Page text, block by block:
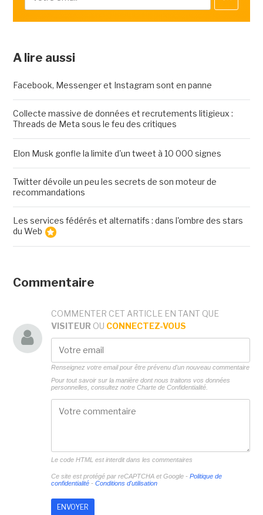
A lire aussi
Facebook, Messenger et Instagram sont en panne
Collecte massive de données et recrutements litigieux :
Threads de Meta sous le feu des critiques
Elon Musk gonfle la limite d'un tweet à 10 000 signes
Twitter dévoile un peu les secrets de son moteur de
recommandations
Les services fédérés et alternatifs : dans l'ombre des stars
du Web
Commentaire
COMMENTER CET ARTICLE EN TANT QUE
VISITEUR OU CONNECTEZ-VOUS
Renseignez votre email pour être prévenu d'un nouveau commentaire
Pour tout savoir sur la manière dont nous traitons vos données
personnelles, consultez notre Charte de Confidentialité.
Le code HTML est interdit dans les commentaires
Ce site est protégé par reCAPTCHA et Google - Politique de
confidentialité- Conditions d'utilisation